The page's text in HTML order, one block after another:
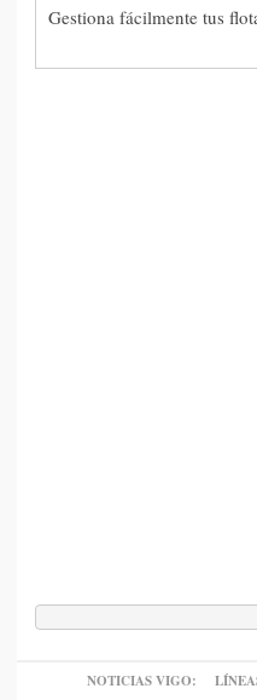
Gestiona fácilmente tus
NOTICIAS VIGO: